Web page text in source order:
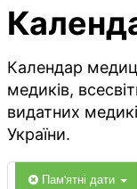
Календар
медиків,
видатних
України.
Пам'ятні дати